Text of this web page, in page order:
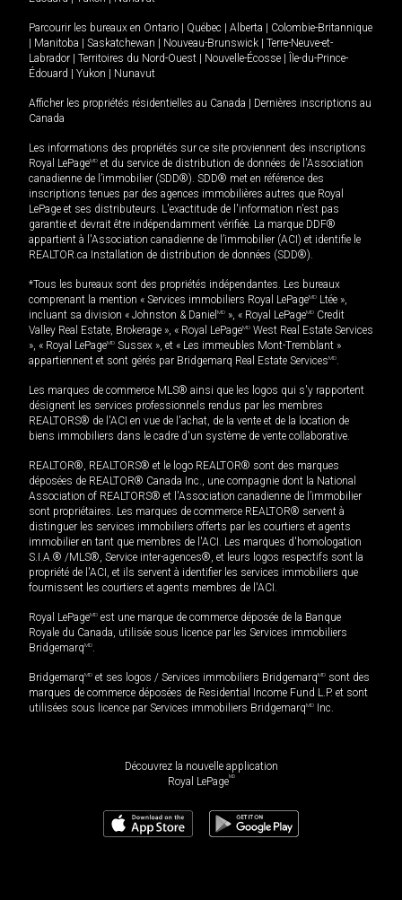
Parcourir les bureaux en Ontario Québec Alberta
Colombie-Britannique
Manitoba Saskatchewan Nouveau-Brunswick
Terre-Neuve-et-
Labrador
Territoires du Nord-Ouest Nouvelle-Écosse
Île-du-Prince-
Édouard
Yukon Nunavut
Afficher les propriétés résidentielles au Canada
Dernières inscriptions au
Canada
Les informations des propriétés sur ce site proviennent des inscriptions
Royal LePageMD et du service de distribution de données de l'Association
canadienne de l’immobilier (SDD®). SDD® met en référence des
inscriptions tenues par des agences immobilières autres que Royal
LePage et ses distributeurs. L'exactitude de l'information n'est pas
garantie et devrait être indépendamment vérifiée. La marque DDF®
appartient à l'Association canadienne de l’immobilier (ACI) et identifie le
REALTOR.ca Installation de distribution de données (SDD®).
*Tous les bureaux sont des propriétés indépendantes. Les bureaux
comprenant la mention « Services immobiliers Royal LePageMD Ltée »,
incluant sa division « Johnston & Daniel MD », « Royal LePageMD Credit
Valley Real Estate, Brokerage », « Royal LePageMD West Real Estate Services
», « Royal LePageMD Sussex », et « Les immeubles Mont-Tremblant »
appartiennent et sont gérés par Bridgemarq Real Estate ServicesMD.
Les marques de commerce MLS® ainsi que les logos qui s'y rapportent
désignent les services professionnels rendus par les membres
REALTORS® de l'ACI en vue de l'achat, de la vente et de la location de
biens immobiliers dans le cadre d'un système de vente collaborative.
REALTOR®, REALTORS® et le logo REALTOR® sont des marques
déposées de REALTOR® Canada Inc., une compagnie dont la National
Association of REALTORS® et l'Association canadienne de l’immobilier
sont propriétaires. Les marques de commerce REALTOR® servent à
distinguer les services immobiliers offerts par les courtiers et agents
immobilier en tant que membres de l'ACI. Les marques d'homologation
S.I.A.® /MLS®, Service inter-agences®, et leurs logos respectifs sont la
propriété de l'ACI, et ils servent à identifier les services immobiliers que
fournissent les courtiers et agents membres de l'ACI.
Royal LePageMD est une marque de commerce déposée de la Banque
Royale du Canada, utilisée sous licence par les Services immobiliers
BridgemarqMD.
BridgemarqMD et ses logos / Services immobiliers BridgemarqMD sont des
marques de commerce déposées de Residential Income Fund L.P. et sont
utilisées sous licence par Services immobiliers BridgemarqMD Inc.
Découvrez la nouvelle application
Royal LePageMD